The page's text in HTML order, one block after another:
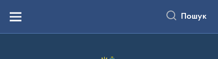
вмістуMenu Пошук